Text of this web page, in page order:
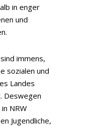
in enger
und
immens,
sozialen und
Landes
Deswegen
NRW
Jugendliche,